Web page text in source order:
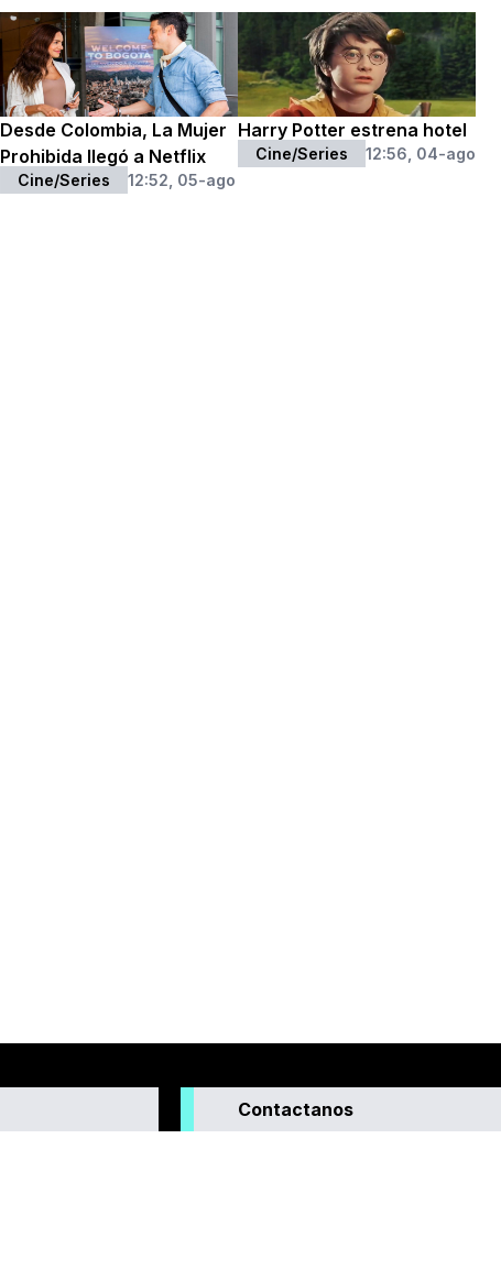
Desde Colombia, La Mujer
Prohibida llegó a Netflix
Cine/Series 12:52, 05-ago
Harry Potter estrena hotel
Cine/Series 12:56, 04-ago
Contactanos